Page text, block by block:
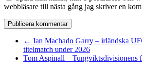
webbläsare till nästa gång jag skriver en
Alternative:
← Ian Machado Garry – irländska
titelmatch under 2026
Tom Aspinall – Tungviktsdivisionens